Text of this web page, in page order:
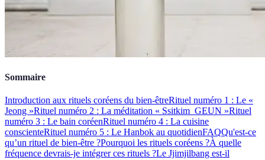
Sommaire
Introduction aux rituels coréens du bien-êtreRituel numéro 1 : Le «
Jeong »Rituel numéro 2 : La méditation « Ssitkim_GEUN »Rituel
numéro 3 : Le bain coréenRituel numéro 4 : La cuisine
conscienteRituel numéro 5 : Le Hanbok au quotidienFAQQu'est-ce
qu’un rituel de bien-être ?Pourquoi les rituels coréens ?À quelle
fréquence devrais-je intégrer ces rituels ?Le Jjimjilbang est-il